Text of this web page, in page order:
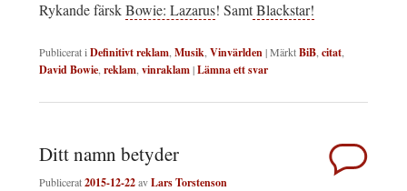
Rykande färskBowie: Lazarus! SamtBlackstar!
Publicerat i Definitivt reklam Musik Vinvärlden|MärktBiB citat
David Bowie reklam vinraklam|Lämna ett svar
Ditt namn betyder
Publicerat2015-12-22avLars Torstenson